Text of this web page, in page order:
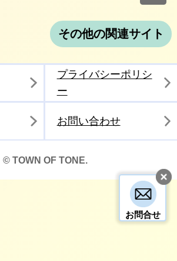
お問合せ
その他の関連サイト
プライバシーポリシ
ー
お問い合わせ
© TOWN OF TONE.